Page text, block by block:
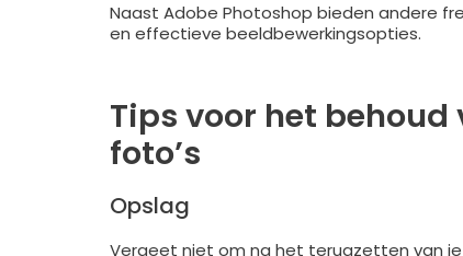
Naast Adobe Photoshop bieden andere
en effectieve beeldbewerkingsopties.
Tips voor het
foto’s
Opslag
Vergeet niet om na het terugzetten van